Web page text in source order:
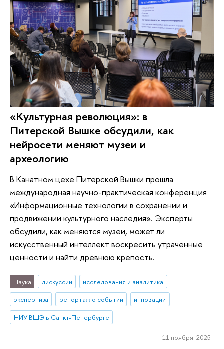
«Культурная революция»: в
Питерской Вышке обсудили, как
нейросети меняют музеи и
археологию
В Канатном цехе Питерской Вышки прошла
международная научно-практическая конференция
«Информационные технологии в сохранении и
продвижении культурного наследия». Эксперты
обсудили, как меняются музеи, может ли
искусственный интеллект воскресить утраченные
ценности и найти древнюю крепость.
Наука дискуссии
исследования и аналитика
экспертиза
репортаж о событии
инновации
НИУ ВШЭ в Санкт-Петербурге
11 ноября 2025